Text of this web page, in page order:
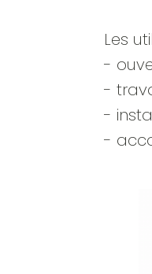
Les
-
-
-
-